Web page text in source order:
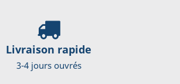
Livraison rapide
3-4 jours ouvrés